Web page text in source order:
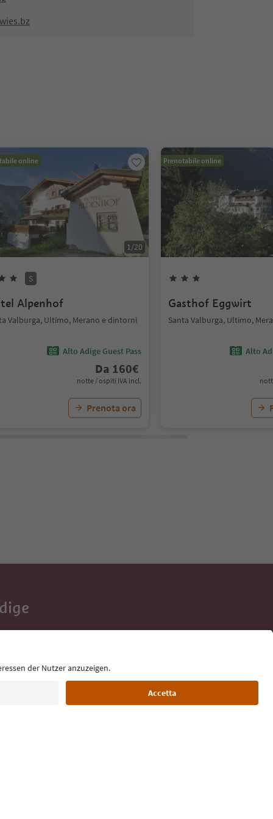
online
1/20
S
Alpenhof
Valburga, Ultimo, Merano e dintorni
Alto Adige Guest Pass
Da 160€
notte / ospiti IVA incl.
Prenota ora
Prenotabile online
Gasthof Eggwirt
Santa Valburga, Ultimo,
Alto
vacanze,